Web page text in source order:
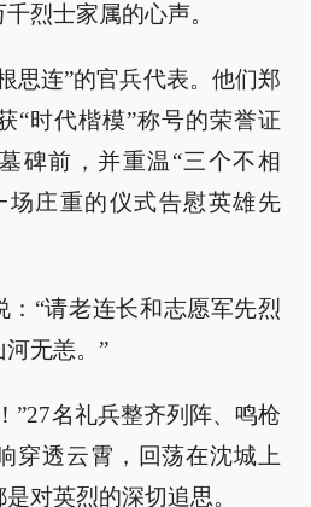
烈士家属的心声。
思连”的官兵代表。他们郑
“时代楷模”称号的荣誉证
碑前，并重温“三个不相
场庄重的仪式告慰英雄先
：“请老连长和志愿军先烈
无恙。”
名礼兵整齐列阵、鸣枪
穿透云霄，回荡在沈城上
对英烈的深切追思。